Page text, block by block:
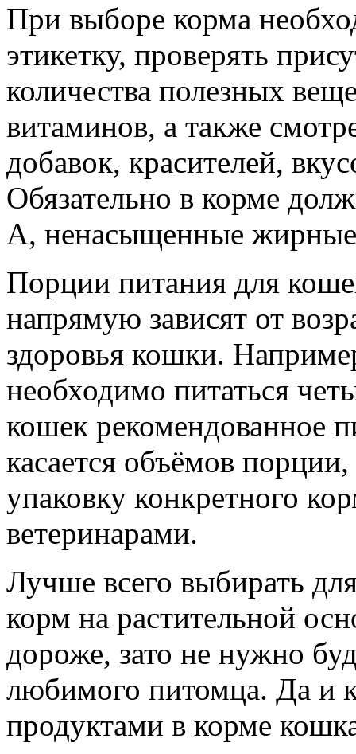
При выборе корма
этикетку, проверять
количества полезных
витаминов, а также
добавок, красителей,
Обязательно в корме
А, ненасыщенные
Порции питания для
напрямую зависят от
здоровья кошки.
необходимо питаться
кошек рекомендованное
касается объёмов
упаковку конкретного
ветеринарами.
Лучше всего выбирать
корм на растительной
дороже, зато не нужно
любимого питомца. Да и
продуктами в корме